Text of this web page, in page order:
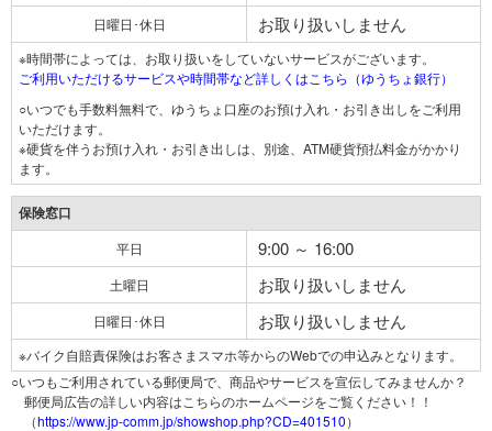
日曜日･休日 お取り扱いしません
※時間帯によっては、お取り扱いをしていないサービスがございます。
ご利用いただけるサービスや時間帯など詳しくはこちら（ゆうちょ銀行）
○いつでも手数料無料で、ゆうちょ口座のお預け入れ・お引き出しをご利用
いただけます。
※硬貨を伴うお預け入れ・お引き出しは、別途、ATM硬貨預払料金がかかり
ます。
保険窓口
平日 9:00 ～ 16:00
土曜日 お取り扱いしません
日曜日･休日 お取り扱いしません
※バイク自賠責保険はお客さまスマホ等からのWebでの申込みとなります。
○いつもご利用されている郵便局で、商品やサービスを宣伝してみませんか？
郵便局広告の詳しい内容はこちらのホームページをご覧ください！！
（https://www.jp-comm.jp/showshop.php?CD=401510）